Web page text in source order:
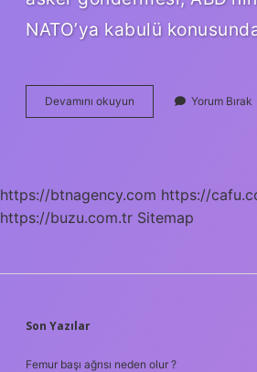
NATO’ya kabulü
Devamını okuyun
Natoya
Asker
Göndermiştir
Yorum Bırak
https://btnagency.com https://
https://buzu.com.tr Sitemap
SIDEBAR
Son Yazılar
Femur başı ağrısı neden olur ?